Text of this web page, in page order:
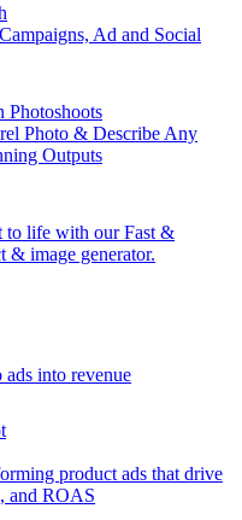
Ad and Social
Photoshoots
Photo & Describe Any
Outputs
to life with our Fast &
& image generator.
into revenue
product ads that drive
and ROAS